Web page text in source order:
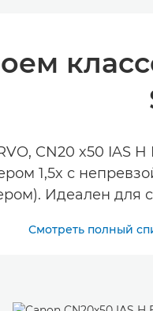
CN20 x50 IAS
1,5x с
Идеален для
Смотреть полный